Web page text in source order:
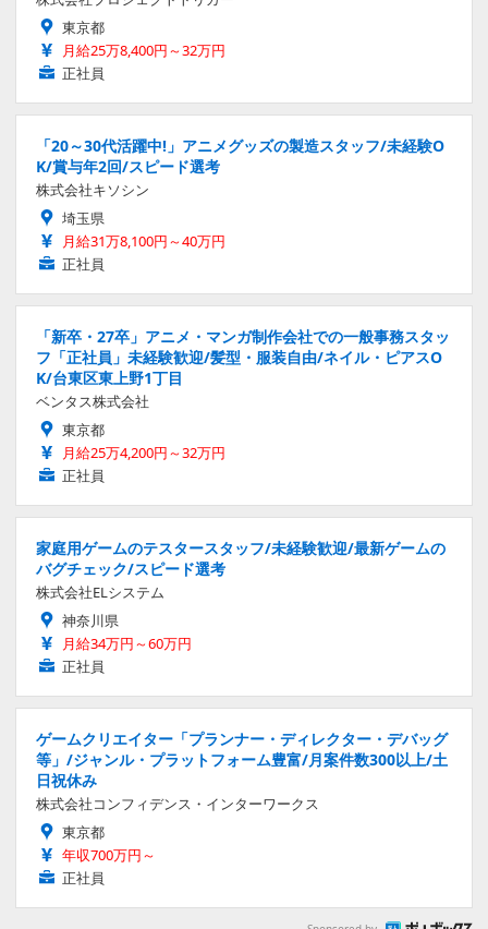
東京都
月給25万8,400円～32万円
正社員
「20～30代活躍中!」アニメグッズの製造スタッフ/未経験O
K/賞与年2回/スピード選考
株式会社キソシン
埼玉県
月給31万8,100円～40万円
正社員
「新卒・27卒」アニメ・マンガ制作会社での一般事務スタッ
フ「正社員」未経験歓迎/髪型・服装自由/ネイル・ピアスO
K/台東区東上野1丁目
ベンタス株式会社
東京都
月給25万4,200円～32万円
正社員
家庭用ゲームのテスタースタッフ/未経験歓迎/最新ゲームの
バグチェック/スピード選考
株式会社ELシステム
神奈川県
月給34万円～60万円
正社員
ゲームクリエイター「プランナー・ディレクター・デバッグ
等」/ジャンル・プラットフォーム豊富/月案件数300以上/土
日祝休み
株式会社コンフィデンス・インターワークス
東京都
年収700万円～
正社員